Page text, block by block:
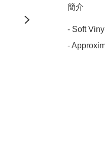
簡介
- Soft
-